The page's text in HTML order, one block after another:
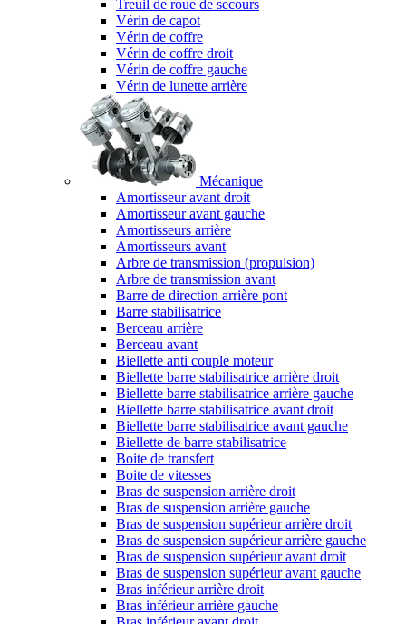
Treuil de roue de secours
Vérin de capot
Vérin de coffre
Vérin de coffre droit
Vérin de coffre gauche
Vérin de lunette arrière
Mécanique
Amortisseur avant droit
Amortisseur avant gauche
Amortisseurs arrière
Amortisseurs avant
Arbre de transmission (propulsion)
Arbre de transmission avant
Barre de direction arrière pont
Barre stabilisatrice
Berceau arrière
Berceau avant
Biellette anti couple moteur
Biellette barre stabilisatrice arrière droit
Biellette barre stabilisatrice arrière gauche
Biellette barre stabilisatrice avant droit
Biellette barre stabilisatrice avant gauche
Biellette de barre stabilisatrice
Boite de transfert
Boite de vitesses
Bras de suspension arrière droit
Bras de suspension arrière gauche
Bras de suspension supérieur arrière droit
Bras de suspension supérieur arrière gauche
Bras de suspension supérieur avant droit
Bras de suspension supérieur avant gauche
Bras inférieur arrière droit
Bras inférieur arrière gauche